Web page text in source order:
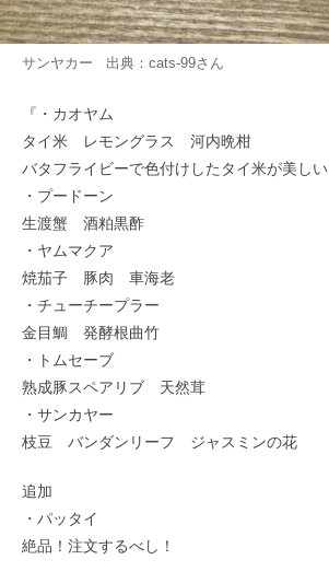
サンヤカー 出典： cats-99さん
『・カオヤム
タイ米 レモングラス 河内晩柑
バタフライビーで色付けしたタイ米が美しい
・プードーン
生渡蟹 酒粕黒酢
・ヤムマクア
焼茄子 豚肉 車海老
・チューチープラー
金目鯛 発酵根曲竹
・トムセーブ
熟成豚スペアリブ 天然茸
・サンカヤー
枝豆 バンダンリーフ ジャスミンの花
追加
・パッタイ
絶品！注文するべし！